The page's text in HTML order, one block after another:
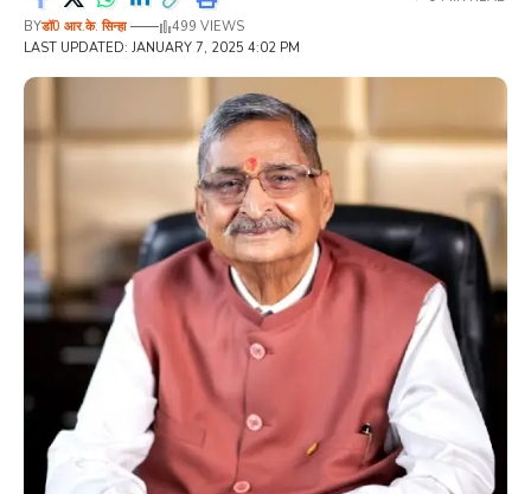
LAST UPDATED: JANUARY 7, 2025 4:02 PM
BYडॉ0 आर.के. सिन्हा 499 VIEWS